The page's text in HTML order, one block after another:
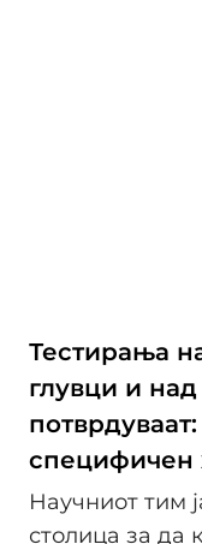
Тестирања
глувци и
специфичен
Научниот тим
столица за да